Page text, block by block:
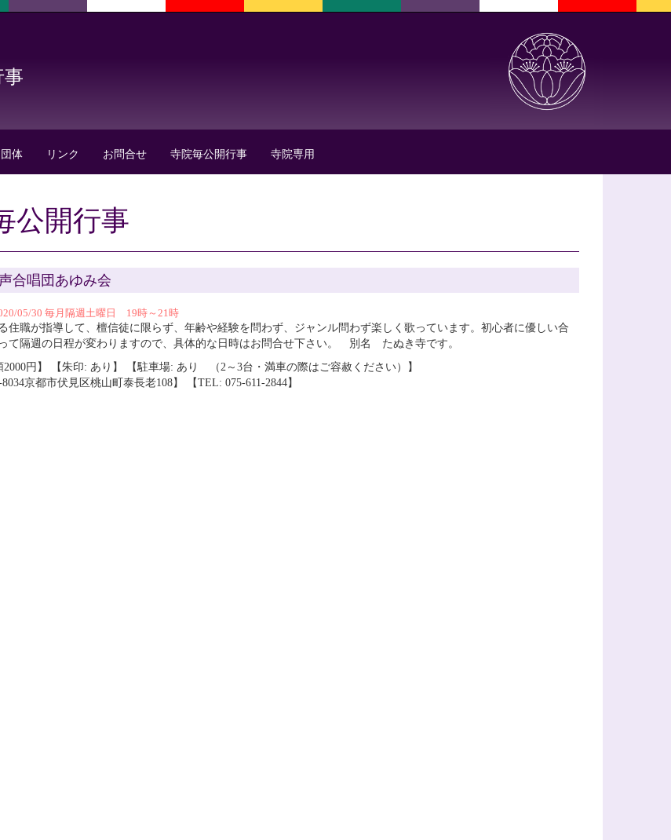
事
体 リンク お問合せ 寺院毎公開行事 寺院専用
公開行事
合唱団あゆみ会
05/30 毎月隔週土曜日 19時～21時
住職が指導して、檀信徒に限らず、年齢や経験を問わず、ジャンル問わず楽しく歌っています。初心者に優しい合
て隔週の日程が変わりますので、具体的な日時はお問合せ下さい。 別名 たぬき寺です。
2000円】 【朱印: あり】 【駐車場: あり （2～3台・満車の際はご容赦ください）】
8034京都市伏見区桃山町泰長老108】 【TEL: 075-611-2844】